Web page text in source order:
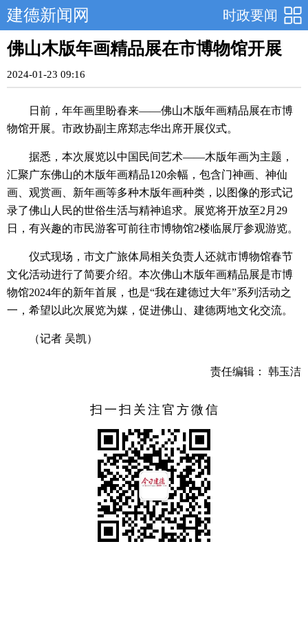
时政要闻
建德新闻网
佛山木版年画精品展在市博物馆开展
2024-01-23 09:16
日前，年年画里盼春来——佛山木版年画精品展在市博
物馆开展。市政协副主席郑志华出席开展仪式。
据悉，本次展览以中国民间艺术——木版年画为主题，
汇聚广东佛山的木版年画精品120余幅，包含门神画、神仙
画、观赏画、新年画等多种木版年画种类，以图像的形式记
录了佛山人民的世俗生活与精神追求。展览将开放至2月29
日，有兴趣的市民游客可前往市博物馆2楼临展厅参观游览。
仪式现场，市文广旅体局相关负责人还就市博物馆春节
文化活动进行了简要介绍。本次佛山木版年画精品展是市博
物馆2024年的新年首展，也是“我在建德过大年”系列活动之
一，希望以此次展览为媒，促进佛山、建德两地文化交流。
（记者 吴凯）
责任编辑： 韩玉洁
扫一扫关注官方微信